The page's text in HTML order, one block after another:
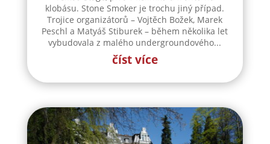
klobásu. Stone Smoker je trochu jiný případ.
Trojice organizátorů – Vojtěch Božek, Marek
Peschl a Matyáš Stiburek – během několika let
vybudovala z malého undergroundového...
číst více